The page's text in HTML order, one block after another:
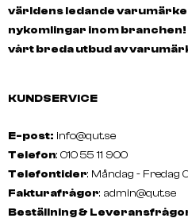
LAKMÉ
K.Therapy Pump 1000ml - Jar
världens ledande
nykomlingar inom
vårt breda utbud av
KUNDSERVICE
E-post: info@qut.se
Telefon: 010 55 11 900
Telefontider: Måndag - Fredag
Fakturafrågor: admin@qut.se
Beställning &